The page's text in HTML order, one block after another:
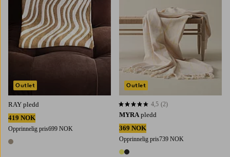
RAY pledd
419 NOK
Opprinnelig pris699 NOK
1 farge
Outlet
MYRA pledd
369 NOK
Opprinnelig pris739 NOK
4,5 basert på 2 karaktergivninger
4,5 (2)
Outlet